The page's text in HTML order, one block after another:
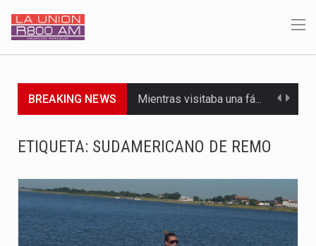
BREAKING NEWS Mientras visitaba una fábrica de armamentos en San Paulo, el…
ETIQUETA: SUDAMERICANO DE REMO